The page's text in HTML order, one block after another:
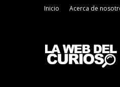
Inicio Acerca de